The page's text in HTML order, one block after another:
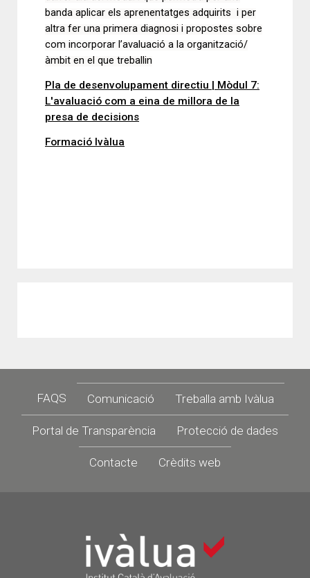
banda aplicar els aprenentatges adquirits i per
altra fer una primera diagnosi i propostes sobre
com incorporar l’avaluació a la organització/
àmbit en el que treballin
Pla de desenvolupament directiu | Mòdul 7:
L'avaluació com a eina de millora de la
presa de decisions
Formació Ivàlua
Footer
FAQS Comunicació Treballa amb Ivàlua
Portal de Transparència Protecció de dades
Contacte Crèdits web